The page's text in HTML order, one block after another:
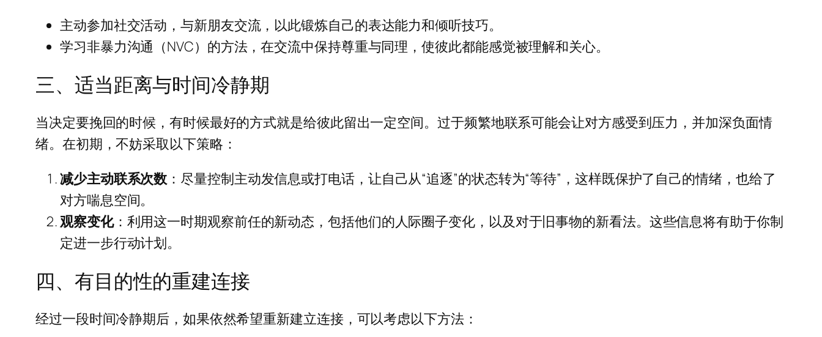
主动参加社交活动，与新朋友交流，以此锻炼自己的表达能力和倾听技巧。
学习非暴力沟通（NVC）的方法，在交流中保持尊重与同理，使彼此都能感觉被理解和关心。
三、适当距离与时间冷静期
当决定要挽回的时候，有时候最好的方式就是给彼此留出一定空间。过于频繁地联系可能会让对方感受到压力，并加深负面情
绪。在初期，不妨采取以下策略：
减少主动联系次数 ：尽量控制主动发信息或打电话，让自己从“追逐”的状态转为“等待”，这样既保护了自己的情绪，也给了
对方喘息空间。
观察变化：利用这一时期观察前任的新动态，包括他们的人际圈子变化，以及对于旧事物的新看法。这些信息将有助于你制
定进一步行动计划。
四、有目的性的重建连接
经过一段时间冷静期后，如果依然希望重新建立连接，可以考虑以下方法：